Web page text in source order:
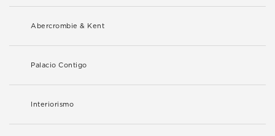
Abercrombie & Kent
Palacio Contigo
Interiorismo